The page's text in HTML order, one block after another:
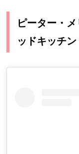
ピーター・
ッドキッチン